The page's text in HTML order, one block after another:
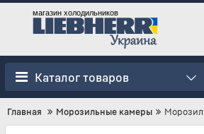
магазин холодильников
Каталог товаров
Главная Морозильные камеры